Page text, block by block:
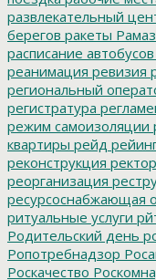
развлекательный
берегов ракеты
расписание автобусов
реанимация ревизия
региональный
регистратура
режим самоизоляции
квартиры рейд
реконструкция ректор
реорганизация
ресурсоснабжающая
ритуальные услуги
Родительский день
Ропотребнадзор
Роскачество